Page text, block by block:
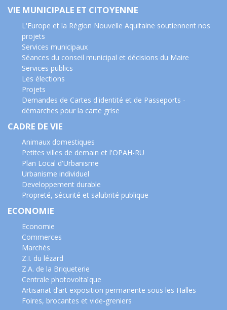
VIE MUNICIPALE ET CITOYENNE
L'Europe et la Région Nouvelle Aquitaine soutiennent nos
projets
Services municipaux
Séances du conseil municipal et décisions du Maire
Services publics
Les élections
Projets
Demandes de Cartes d'identité et de Passeports -
démarches pour la carte grise
CADRE DE VIE
Animaux domestiques
Petites villes de demain et l'OPAH-RU
Plan Local d'Urbanisme
Urbanisme individuel
Developpement durable
Propreté, sécurité et salubrité publique
ECONOMIE
Economie
Commerces
Marchés
Z.I. du lézard
Z.A. de la Briqueterie
Centrale photovoltaïque
Artisanat d’art exposition permanente sous les Halles
Foires, brocantes et vide-greniers